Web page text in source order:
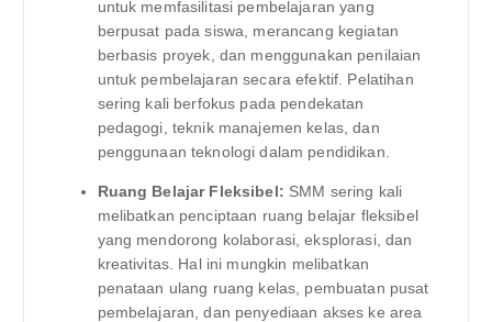
untuk memfasilitasi pembelajaran yang
berpusat pada siswa, merancang kegiatan
berbasis proyek, dan menggunakan penilaian
untuk pembelajaran secara efektif. Pelatihan
sering kali berfokus pada pendekatan
pedagogi, teknik manajemen kelas, dan
penggunaan teknologi dalam pendidikan.
Ruang Belajar Fleksibel: SMM sering kali
melibatkan penciptaan ruang belajar fleksibel
yang mendorong kolaborasi, eksplorasi, dan
kreativitas. Hal ini mungkin melibatkan
penataan ulang ruang kelas, pembuatan pusat
pembelajaran, dan penyediaan akses ke area